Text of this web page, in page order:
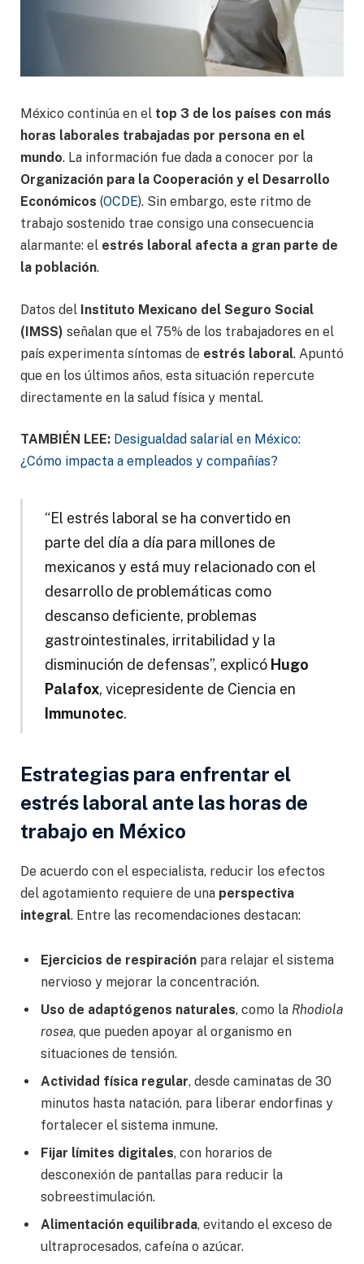
México continúa en el top 3 de los países con más
horas laborales trabajadas por persona en el
mundo. La información fue dada a conocer por la
Organización para la Cooperación y el Desarrollo
Económicos (OCDE). Sin embargo, este ritmo de
trabajo sostenido trae consigo una consecuencia
alarmante: el estrés laboral afecta a gran parte de
la población.
Datos del Instituto Mexicano del Seguro Social
(IMSS) señalan que el 75% de los trabajadores en el
país experimenta síntomas de estrés laboral. Apuntó
que en los últimos años, esta situación repercute
directamente en la salud física y mental.
TAMBIÉN LEE: Desigualdad salarial en México:
¿Cómo impacta a empleados y compañías?
“El estrés laboral se ha convertido en
parte del día a día para millones de
mexicanos y está muy relacionado con el
desarrollo de problemáticas como
descanso deficiente, problemas
gastrointestinales, irritabilidad y la
disminución de defensas”, explicó Hugo
Palafox, vicepresidente de Ciencia en
Immunotec.
Estrategias para enfrentar el
estrés laboral ante las horas de
trabajo en México
De acuerdo con el especialista, reducir los efectos
del agotamiento requiere de una perspectiva
integral. Entre las recomendaciones destacan:
Ejercicios de respiración para relajar el sistema
nervioso y mejorar la concentración.
Uso de adaptógenos naturales, como la Rhodiola
rosea, que pueden apoyar al organismo en
situaciones de tensión.
Actividad física regular, desde caminatas de 30
minutos hasta natación, para liberar endorfinas y
fortalecer el sistema inmune.
Fijar límites digitales, con horarios de
desconexión de pantallas para reducir la
sobreestimulación.
Alimentación equilibrada, evitando el exceso de
ultraprocesados, cafeína o azúcar.